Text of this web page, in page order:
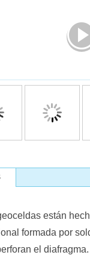
están
formada por
el diafragma.